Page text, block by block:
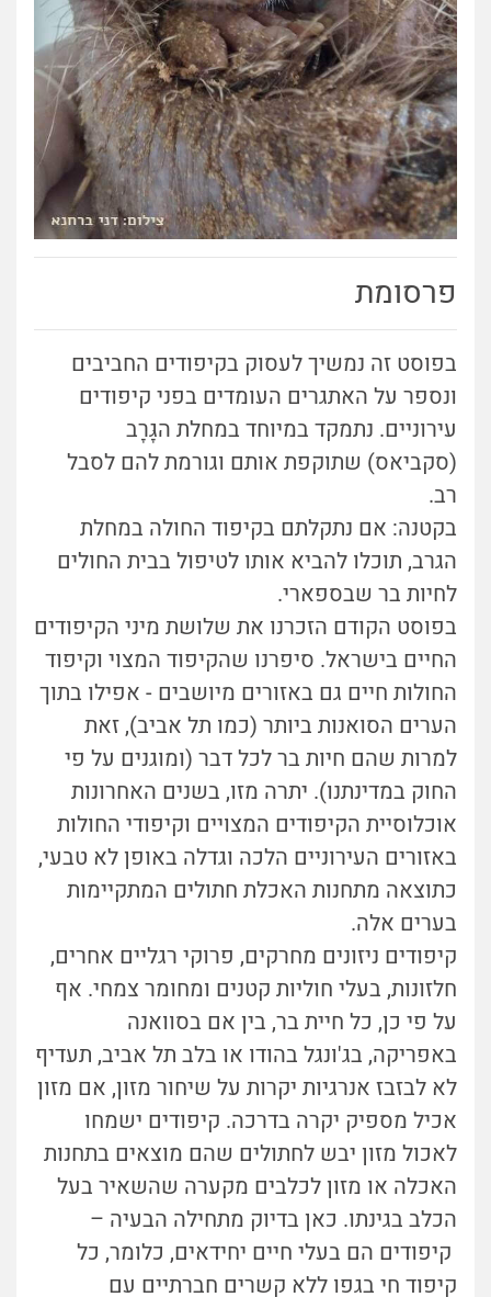
פרסומת
בפוסט זה נמשיך לעסוק בקיפודים החביבים
ונספר על האתגרים העומדים בפני קיפודים
עירוניים. נתמקד במיוחד במחלת הגָּרָב
(סקביאס) שתוקפת אותם וגורמת להם לסבל
רב.
בקטנה: אם נתקלתם בקיפוד החולה במחלת
הגרב, תוכלו להביא אותו לטיפול בבית החולים
לחיות בר שבספארי.
בפוסט הקודם הזכרנו את שלושת מיני הקיפודים
החיים בישראל. סיפרנו שהקיפוד המצוי וקיפוד
החולות חיים גם באזורים מיושבים - אפילו בתוך
הערים הסואנות ביותר (כמו תל אביב), זאת
למרות שהם חיות בר לכל דבר (ומוגנים על פי
החוק במדינתנו). יתרה מזו, בשנים האחרונות
אוכלוסיית הקיפודים המצויים וקיפודי החולות
באזורים העירוניים הלכה וגדלה באופן לא טבעי,
כתוצאה מתחנות האכלת חתולים המתקיימות
בערים אלה.
קיפודים ניזונים מחרקים, פרוקי רגליים אחרים,
חלזונות, בעלי חוליות קטנים ומחומר צמחי. אף
על פי כן, כל חיית בר, בין אם בסוואנה
באפריקה, בג'ונגל בהודו או בלב תל אביב, תעדיף
לא לבזבז אנרגיות יקרות על שיחור מזון, אם מזון
אכיל מספיק יקרה בדרכה. קיפודים ישמחו
לאכול מזון יבש לחתולים שהם מוצאים בתחנות
האכלה או מזון לכלבים מקערה שהשאיר בעל
הכלב בגינתו. כאן בדיוק מתחילה הבעיה –
קיפודים הם בעלי חיים יחידאים, כלומר, כל
קיפוד חי בגפו ללא קשרים חברתיים עם